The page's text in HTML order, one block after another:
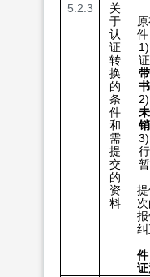
5.2.3
关
于
认
证
转
换
的
条
件
和
需
提
交
的
资
料
件
书
2)
销
纠
证